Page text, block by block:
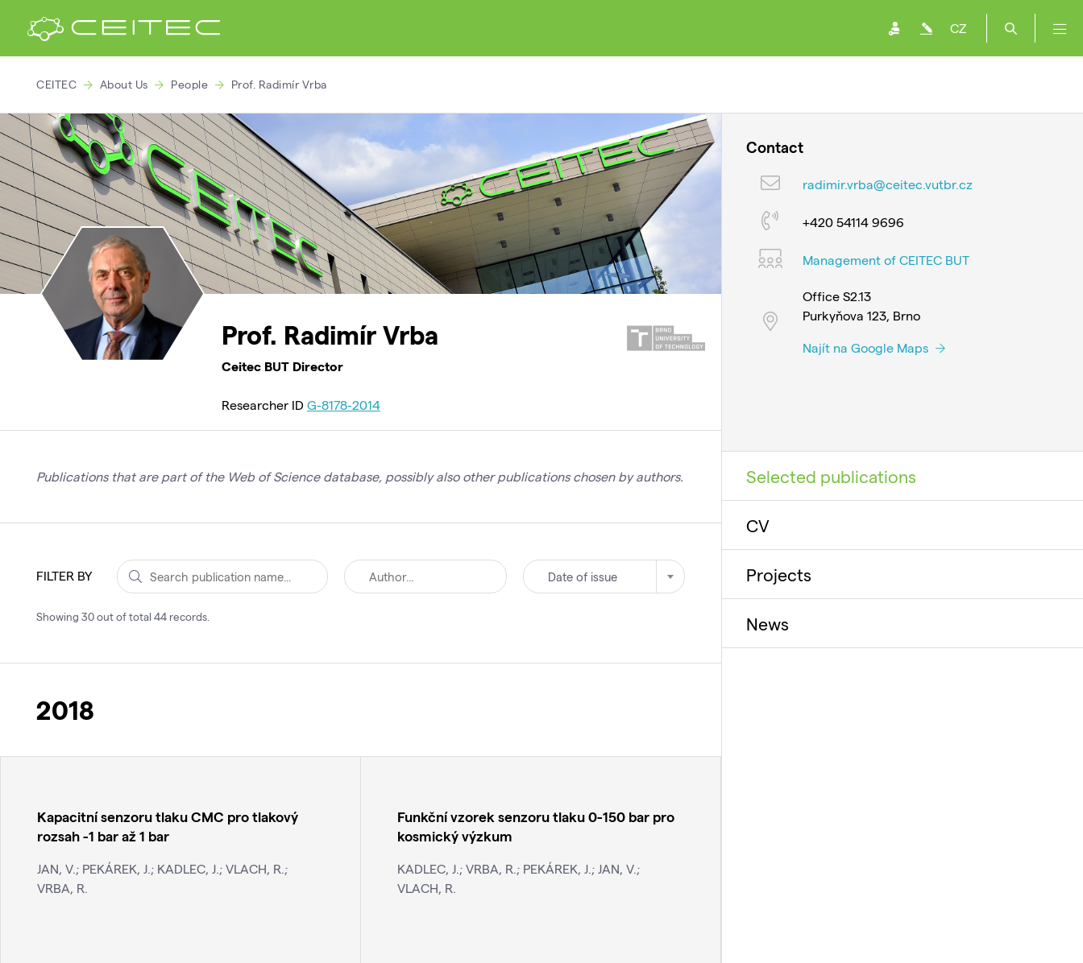
CZ
CEITEC About Us People Prof. Radimír Vrba
Prof. Radimír Vrba
Ceitec BUT Director
Researcher ID G-8178-2014
Publications that are part of the Web of Science database, possibly also other publications chosen by authors.
FILTER BY Date of issue
Showing 30out of total 44 records
2018
Kapacitní senzoru tlaku CMC pro tlakový
rozsah -1 bar až 1 bar
JAN, V.; PEKÁREK, J.; KADLEC, J.; VLACH, R.;
VRBA, R.
Funkční vzorek senzoru tlaku 0-150 bar pro
kosmický výzkum
KADLEC, J.; VRBA, R.; PEKÁREK, J.; JAN, V.;
VLACH, R.
Contact
radimir.vrba@ceitec.vutbr.cz
+420 54114 9696
Management of CEITEC BUT
Office S2.13
Purkyňova 123, Brno
Najít na Google Maps
Selected publications
CV
Projects
News